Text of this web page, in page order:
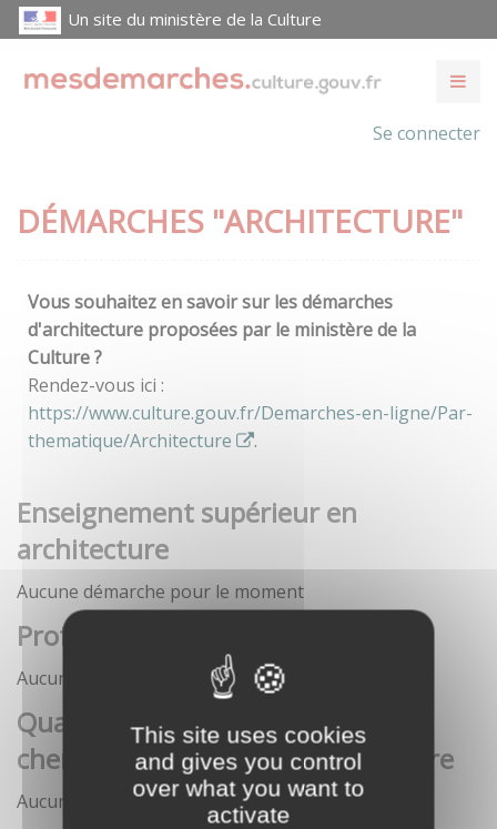
This site uses cookies
and gives you control
over what you want to
activate
Un site du ministère de la Culture
Se connecter
DÉMARCHES "ARCHITECTURE"
Vous souhaitez en savoir sur les démarches
d'architecture proposées par le ministère de la
Culture ?
Rendez-vous ici :
https://www.culture.gouv.fr/Demarches-en-ligne/Par-
thematique/Architecture
.
Enseignement supérieur en
architecture
Aucune démarche pour le moment
Profession architecte
Aucune démarche pour le moment
Qualification des enseignants-
chercheurs en écoles d'architecture
Aucune démarche pour le moment